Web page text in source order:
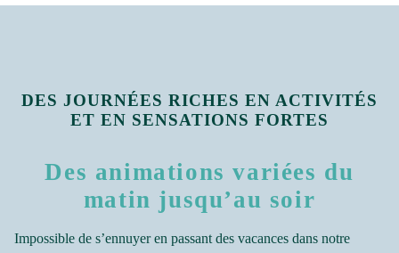
DES JOURNÉES RICHES EN ACTIVITÉS
ET EN SENSATIONS FORTES
Des animations variées du
matin jusqu’au soir
Impossible de s’ennuyer en passant des vacances dans notre